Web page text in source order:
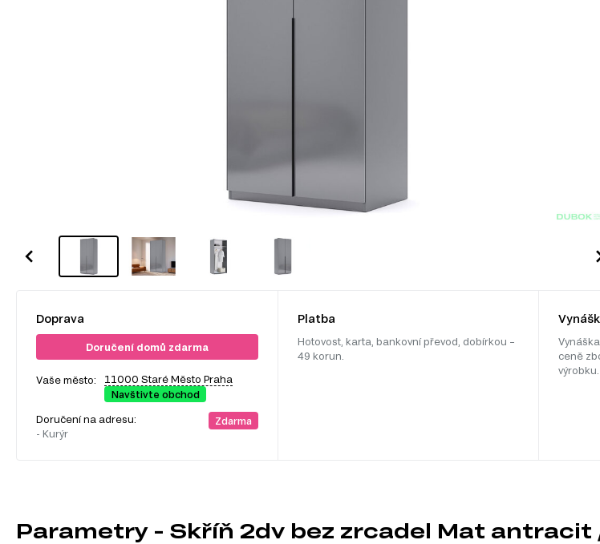
Doprava
Doručení domů zdarma
Vaše město:
11000 Staré Město Praha
Navštivte obchod
Doručení na adresu:
- Kurýr
Zdarma
Platba
Hotovost, karta, bankovní převod, dobírkou –
49 korun.
ceně
výrobku.
Parametry - Skříň 2dv bez zrcadel Mat